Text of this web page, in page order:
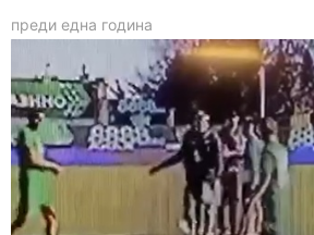
преди една година